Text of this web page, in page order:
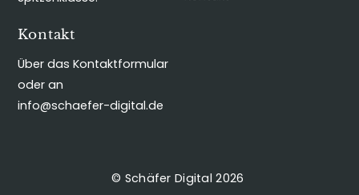
Kontakt
Über das Kontaktformular
oder an
info@schaefer-digital.de
© Schäfer Digital 2026